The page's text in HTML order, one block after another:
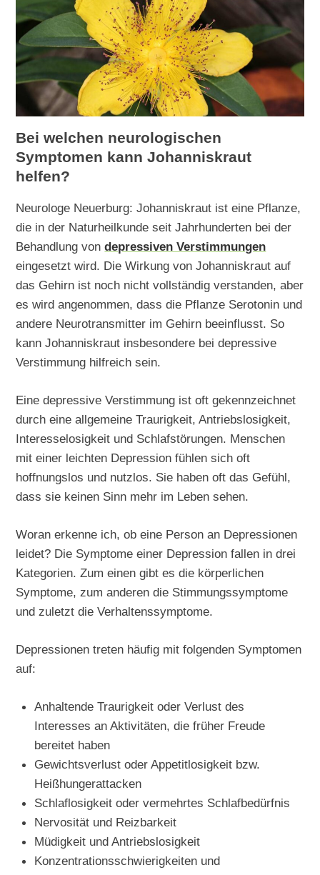
Bei welchen neurologischen
Symptomen kann Johanniskraut
helfen?
Neurologe Neuerburg: Johanniskraut ist eine Pflanze,
die in der Naturheilkunde seit Jahrhunderten bei der
Behandlung vondepressiven Verstimmungen
eingesetzt wird. Die Wirkung von Johanniskraut auf
das Gehirn ist noch nicht vollständig verstanden, aber
es wird angenommen, dass die Pflanze Serotonin und
andere Neurotransmitter im Gehirn beeinflusst. So
kann Johanniskraut insbesondere bei depressive
Verstimmung hilfreich sein.
Eine depressive Verstimmung ist oft gekennzeichnet
durch eine allgemeine Traurigkeit, Antriebslosigkeit,
Interesselosigkeit und Schlafstörungen. Menschen
mit einer leichten Depression fühlen sich oft
hoffnungslos und nutzlos. Sie haben oft das Gefühl,
dass sie keinen Sinn mehr im Leben sehen.
Woran erkenne ich, ob eine Person an Depressionen
leidet? Die Symptome einer Depression fallen in drei
Kategorien. Zum einen gibt es die körperlichen
Symptome, zum anderen die Stimmungssymptome
und zuletzt die Verhaltenssymptome.
Depressionen treten häufig mit folgenden Symptomen
auf:
Anhaltende Traurigkeit oder Verlust des
Interesses an Aktivitäten, die früher Freude
bereitet haben
Gewichtsverlust oder Appetitlosigkeit bzw.
Heißhungerattacken
Schlaflosigkeit oder vermehrtes Schlafbedürfnis
Nervosität und Reizbarkeit
Müdigkeit und Antriebslosigkeit
Konzentrationsschwierigkeiten und